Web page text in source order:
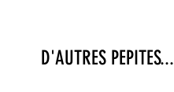
D'AUTRES PEPITES...